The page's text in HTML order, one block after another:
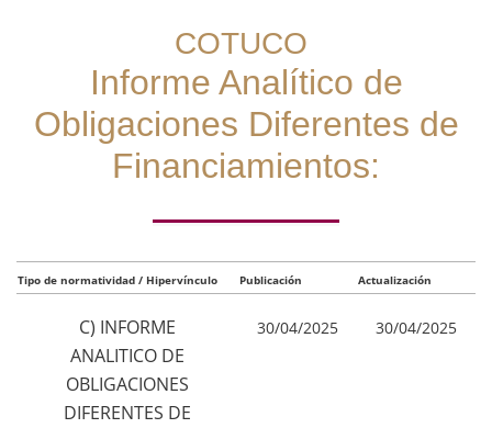
COTUCO
Informe Analítico de
Obligaciones Diferentes de
Financiamientos:
Tipo de normatividad / Hipervínculo Publicación Actualización
C) INFORME
ANALITICO DE
OBLIGACIONES
DIFERENTES DE
30/04/2025 30/04/2025